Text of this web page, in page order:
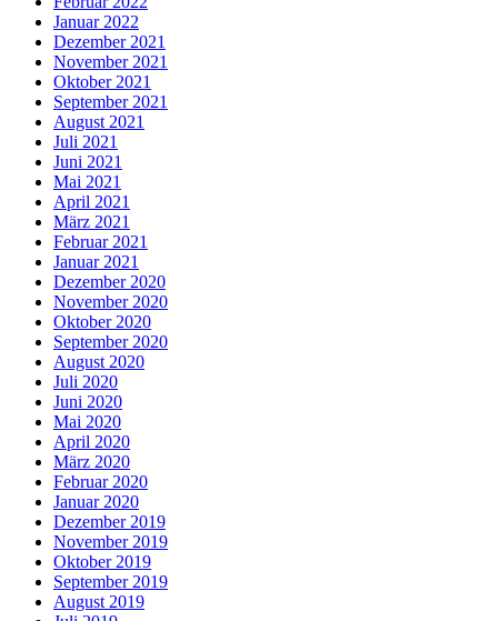
Januar 2022
Dezember 2021
November 2021
Oktober 2021
September 2021
August 2021
Juli 2021
Juni 2021
Mai 2021
April 2021
März 2021
Februar 2021
Januar 2021
Dezember 2020
November 2020
Oktober 2020
September 2020
August 2020
Juli 2020
Juni 2020
Mai 2020
April 2020
März 2020
Februar 2020
Januar 2020
Dezember 2019
November 2019
Oktober 2019
September 2019
August 2019